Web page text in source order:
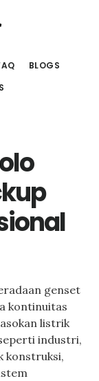
BLOGS
genset
kontinuitas
listrik
industri,
konstruksi,